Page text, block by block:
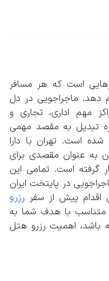
است که هر مسافر
دهد. ماجراجویی در دل
مهم اداری، تجاری و
تبدیل به مقصد مهمی
شده است. تهران با دارا
به عنوان مقصدی برای
گرفته است. تمامی این
در پایتخت ایران
اقدام پیش از سفر رزرو
با هدف شما به
باشد، اهمیت رزرو هتل